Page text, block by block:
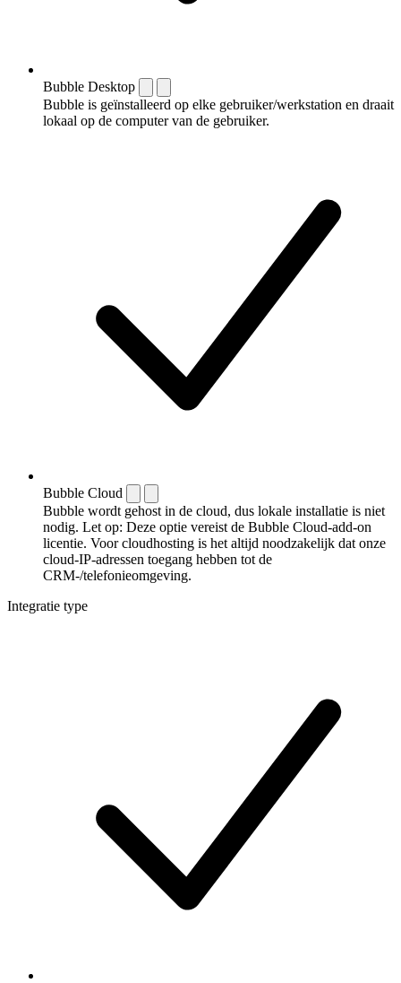
Bubble Desktop
Bubble is geïnstalleerd op elke gebruiker/werkstation en draait
lokaal op de computer van de gebruiker.
Bubble Cloud
Bubble wordt gehost in de cloud, dus lokale installatie is niet
nodig. Let op: Deze optie vereist de Bubble Cloud-add-on
licentie. Voor cloudhosting is het altijd noodzakelijk dat onze
cloud-IP-adressen toegang hebben tot de
CRM-/telefonieomgeving.
Integratie type